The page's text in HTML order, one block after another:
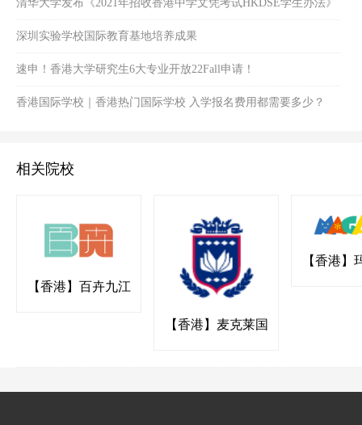
清华大学发布《2021年招收香港中学文凭考试HKDSE学生办法》
深圳实验学校国际教育基地培养成果
速申！香港大学研究生6大专业开放22Fall申请！
香港国际学校｜香港热门国际学校 入学报名费用都需要多少？
相关院校
【香港】百卉九江
【香港】麦克莱国
【香港】